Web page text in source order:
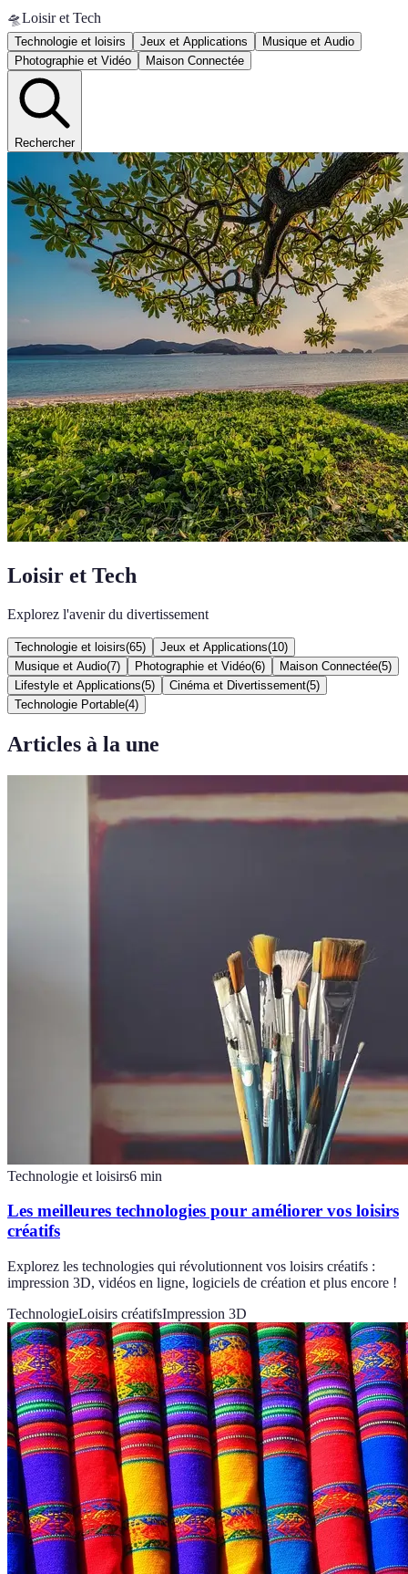
🛸Loisir et Tech
Technologie et loisirs Jeux et Applications
Musique et Audio
Photographie et Vidéo
Maison Connectée
Rechercher
Loisir et Tech
Explorez l'avenir du divertissement
Technologie et loisirs(65) Jeux et Applications(10)
Musique et Audio(7) Photographie et Vidéo(6) Maison Connectée(5)
Lifestyle et Applications(5) Cinéma et Divertissement(5)
Technologie Portable(4)
Articles à la une
Technologie et loisirs6 min
Les meilleures technologies pour améliorer vos loisirs
créatifs
Explorez les technologies qui révolutionnent vos loisirs créatifs :
impression 3D, vidéos en ligne, logiciels de création et plus encore !
TechnologieLoisirs créatifsImpression 3D